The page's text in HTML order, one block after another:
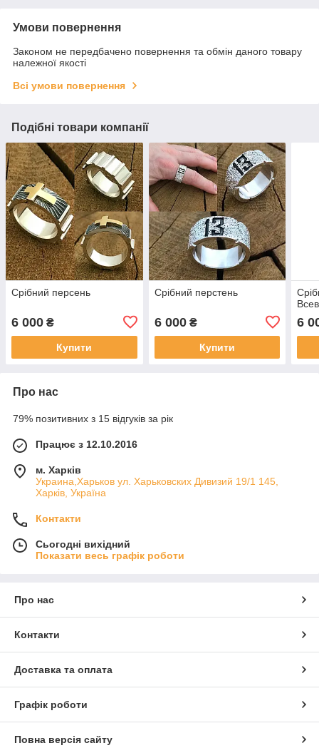
Умови повернення
Законом не передбачено повернення та обмін даного товару
належної якості
Всі умови повернення
Подібні товари компанії
Срібний персень
6 000 ₴
Купити
Срібний перстень
6 000₴
Купити
6
Про нас
79% позитивних з 15 відгуків за рік
Працює з 12.10.2016
м. Харків
Украина,Харьков ул. Харьковских Дивизий 19/1 145,
Харків, Україна
Контакти
Сьогодні вихідний
Показати весь графік роботи
Про нас
Контакти
Доставка та оплата
Графік роботи
Повна версія сайту